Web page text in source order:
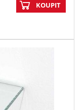
KOUPIT